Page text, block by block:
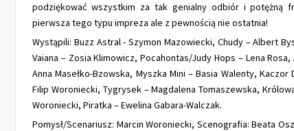
podziękować wszystkim za tak genialny odbiór i potężną
pierwsza tego typu impreza ale z pewnością nie ostatnia!
Wystąpili: Buzz Astral - Szymon Mazowiecki, Chudy – Albert
Vaiana – Zosia Klimowicz, Pocahontas/Judy Hops – Lena
Anna Masełko-Bzowska, Myszka Mini – Basia Walenty,
Filip Woroniecki, Tygrysek – Magdalena Tomaszewska,
Woroniecki, Piratka – Ewelina Gabara-Walczak.
Pomysł/Scenariusz: Marcin Woroniecki, Scenografia: Beata